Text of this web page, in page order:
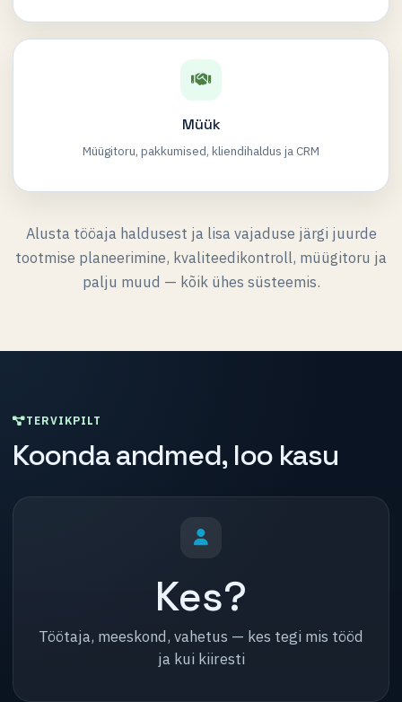
Müük
Müügitoru, pakkumised, kliendihaldus ja CRM
Alusta tööaja haldusest ja lisa vajaduse järgi juurde
tootmise planeerimine, kvaliteedikontroll, müügitoru ja
palju muud — kõik ühes süsteemis.
TERVIKPILT
Koonda andmed, loo kasu
Kes?
Töötaja, meeskond, vahetus — kes tegi mis tööd
ja kui kiiresti